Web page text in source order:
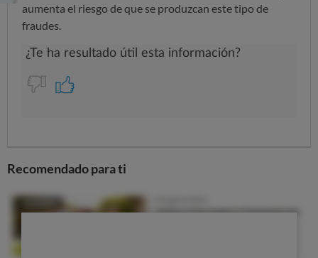
aumenta el riesgo de que se produzcan este tipo de
fraudes.
Recomendado para ti